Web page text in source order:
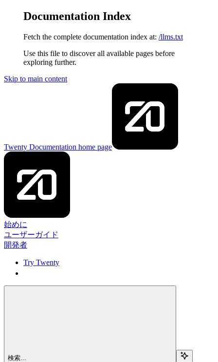
Documentation Index
Fetch the complete documentation index at: /llms.txt
Use this file to discover all available pages before
exploring further.
Skip to main content
Twenty Documentation home page
始めに
ユーザーガイド
開発者
Try Twenty
検索...